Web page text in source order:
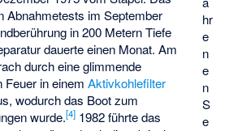
hr
e
n
e
n
S
e
Abnahmetests im September
in 200 Metern Tiefe
dauerte einen Monat. Am
durch eine glimmende
Feuer in einemAktivkohlefilter
wodurch das Boot zum
wurde.[4] 1982 führte das